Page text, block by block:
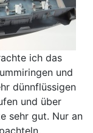
ich das
und
dünnflüssigen
und über
sehr gut. Nur an